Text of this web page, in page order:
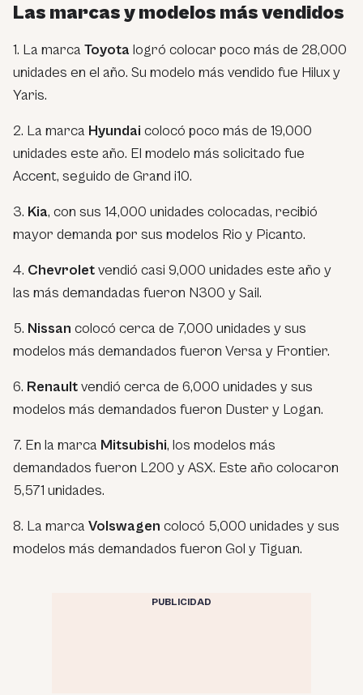
Las marcas y modelos más vendidos
1. La marca Toyota logró colocar poco más de 28,000
unidades en el año. Su modelo más vendido fue Hilux y
Yaris.
2. La marca Hyundai colocó poco más de 19,000
unidades este año. El modelo más solicitado fue
Accent, seguido de Grand i10.
3. Kia, con sus 14,000 unidades colocadas, recibió
mayor demanda por sus modelos Rio y Picanto.
4. Chevroletvendió casi 9,000 unidades este año y
las más demandadas fueron N300 y Sail.
5. Nissan colocó cerca de 7,000 unidades y sus
modelos más demandados fueron Versa y Frontier.
6. Renaultvendió cerca de 6,000 unidades y sus
modelos más demandados fueron Duster y Logan.
7. En la marca Mitsubishi, los modelos más
demandados fueron L200 y ASX. Este año colocaron
5,571 unidades.
8. La marca Volswagen colocó 5,000 unidades y sus
modelos más demandados fueron Gol y Tiguan.
PUBLICIDAD